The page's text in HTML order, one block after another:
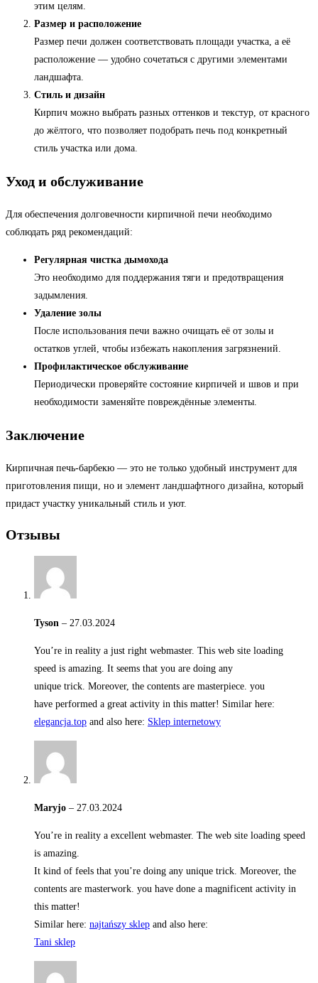
этим целям.
Размер и расположение
Размер печи должен соответствовать площади участка, а её
расположение — удобно сочетаться с другими элементами
ландшафта.
Стиль и дизайн
Кирпич можно выбрать разных оттенков и текстур, от красного
до жёлтого, что позволяет подобрать печь под конкретный
стиль участка или дома.
Уход и обслуживание
Для обеспечения долговечности кирпичной печи необходимо
соблюдать ряд рекомендаций:
Регулярная чистка дымохода
Это необходимо для поддержания тяги и предотвращения
задымления.
Удаление золы
После использования печи важно очищать её от золы и
остатков углей, чтобы избежать накопления загрязнений.
Профилактическое обслуживание
Периодически проверяйте состояние кирпичей и швов и при
необходимости заменяйте повреждённые элементы.
Заключение
Кирпичная печь-барбекю — это не только удобный инструмент для
приготовления пищи, но и элемент ландшафтного дизайна, который
придаст участку уникальный стиль и уют.
Отзывы
Tyson – 27.03.2024
You’re in reality a just right webmaster. This web site loading
speed is amazing. It seems that you are doing any
unique trick. Moreover, the contents are masterpiece. you
have performed a great activity in this matter! Similar here:
elegancja.top and also here: Sklep internetowy
Maryjo – 27.03.2024
You’re in reality a excellent webmaster. The web site loading speed
is amazing.
It kind of feels that you’re doing any unique trick. Moreover, the
contents are masterwork. you have done a magnificent activity in
this matter!
Similar here: najtańszy sklep and also here:
Tani sklep